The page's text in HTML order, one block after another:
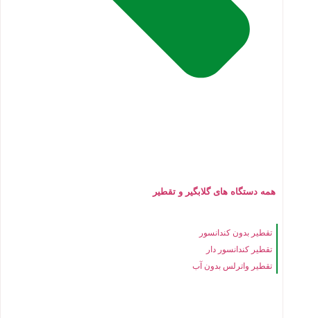
همه دستگاه های گلابگیر و تقطیر
تقطیر بدون کندانسور
تقطیر کندانسور دار
تقطیر واترلس بدون آب